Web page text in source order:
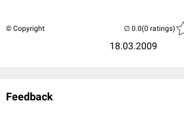
© Copyright
18.03.2009
(0 ratings)
Feedback